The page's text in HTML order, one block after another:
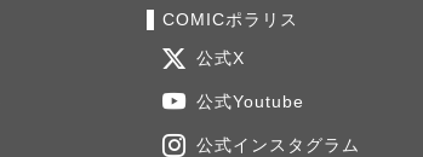
COMICポラリス
公式X
公式Youtube
公式インスタグラム